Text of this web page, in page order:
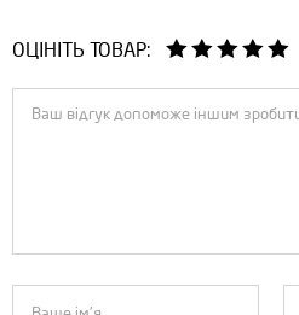
ОЦІНІТЬ ТОВАР: